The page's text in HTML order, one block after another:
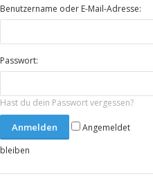
Benutzername oder E-Mail-Adresse:
Passwort:
Hast du dein Passwort vergessen?
Angemeldet
bleiben